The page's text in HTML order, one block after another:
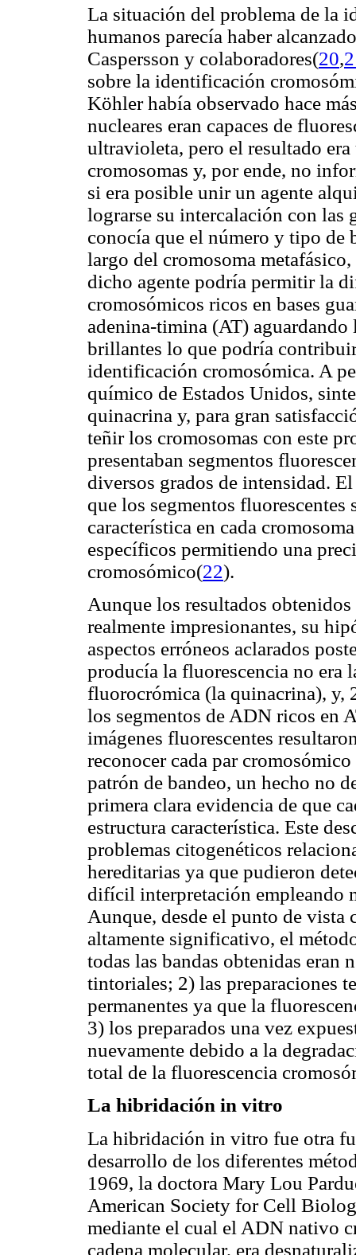
La situación del problema de la
humanos parecía haber
Caspersson y colaboradores(20,
sobre la identificación
Köhler había observado hace
nucleares eran capaces de
ultravioleta, pero el resultado
cromosomas y, por ende, no
si era posible unir un agente
lograrse su intercalación con las
conocía que el número y tipo de
largo del cromosoma
dicho agente podría permitir la
cromosómicos ricos en bases
adenina-timina (AT) aguardando
brillantes lo que podría
identificación cromosómica. A
químico de Estados Unidos,
quinacrina y, para gran
teñir los cromosomas con este
presentaban segmentos
diversos grados de intensidad.
que los segmentos
característica en cada
específicos permitiendo una
cromosómico(22).
Aunque los resultados
realmente impresionantes, su
aspectos erróneos aclarados
producía la fluorescencia no era
fluorocrómica (la quinacrina), y,
los segmentos de ADN ricos en
imágenes fluorescentes
reconocer cada par
patrón de bandeo, un hecho no
primera clara evidencia de que
estructura característica. Este
problemas citogenéticos
hereditarias ya que pudieron
difícil interpretación empleando
Aunque, desde el punto de vista
altamente significativo, el
todas las bandas obtenidas eran
tintoriales; 2) las preparaciones
permanentes ya que la
3) los preparados una vez
nuevamente debido a la
total de la fluorescencia
La hibridación in vitro
La hibridación in vitro fue otra
desarrollo de los diferentes
1969, la doctora Mary Lou
American Society for Cell
mediante el cual el ADN nativo
cadena molecular, era